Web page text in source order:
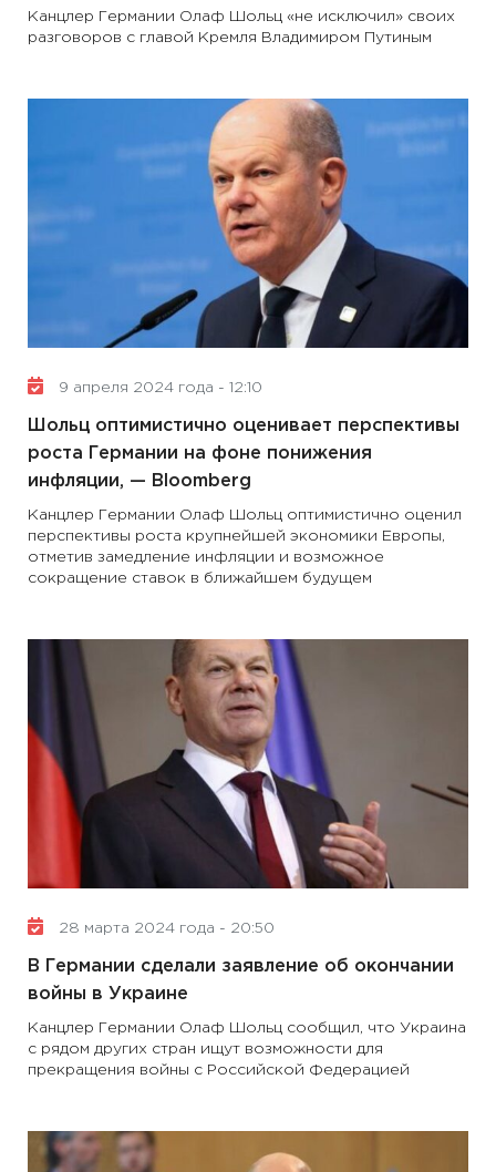
Канцлер Германии Олаф Шольц «не исключил» своих
разговоров с главой Кремля Владимиром Путиным
9 апреля 2024 года - 12:10
Шольц оптимистично оценивает перспективы
роста Германии на фоне понижения
инфляции, — Bloomberg
Канцлер Германии Олаф Шольц оптимистично оценил
перспективы роста крупнейшей экономики Европы,
отметив замедление инфляции и возможное
сокращение ставок в ближайшем будущем
28 марта 2024 года - 20:50
В Германии сделали заявление об окончании
войны в Украине
Канцлер Германии Олаф Шольц сообщил, что Украина
с рядом других стран ищут возможности для
прекращения войны с Российской Федерацией